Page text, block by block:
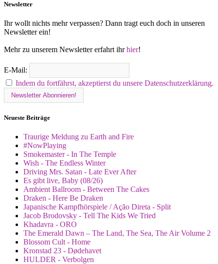
Newsletter
Ihr wollt nichts mehr verpassen? Dann tragt euch doch in unseren
Newsletter ein!
Mehr zu unserem Newsletter erfahrt ihrhier!
E-Mail:
Indem du fortfährst, akzeptierst du unsere Datenschutzerklärung.
Neueste Beiträge
Traurige Meldung zu Earth and Fire
#NowPlaying
Smokemaster - In The Temple
Wish - The Endless Winter
Driving Mrs. Satan - Late Ever After
Es gibt live, Baby (08/26)
Ambient Ballroom - Between The Cakes
Draken - Here Be Draken
Japanische Kampfhörspiele / Ação Direta - Split
Jacob Brodovsky - Tell The Kids We Tried
Khadavra - ORO
The Emerald Dawn – The Land, The Sea, The Air Volume 2
Blossom Cult - Home
Kronstad 23 - Dødehavet
HULDER - Verbolgen